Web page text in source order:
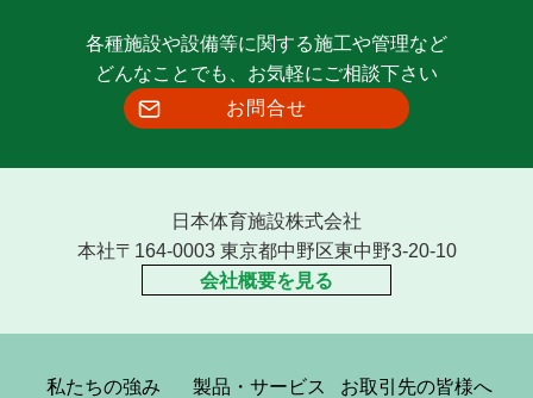
各種施設や設備等に関する施工や管理など
どんなことでも、お気軽にご相談下さい
お問合せ
日本体育施設株式会社
本社〒164-0003 東京都中野区東中野3-20-10
会社概要を見る
私たちの強み 製品・サービス お取引先の皆様へ